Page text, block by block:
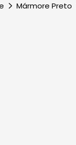
Mármore Preto